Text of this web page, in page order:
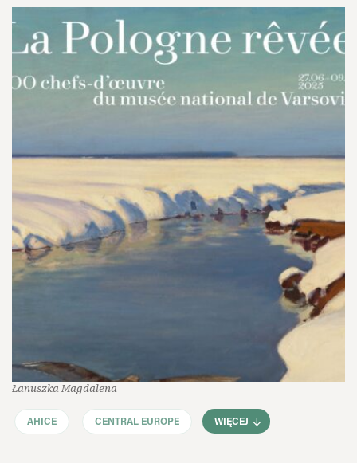
Łanuszka Magdalena
AHICE CENTRAL EUROPE WIĘCEJ